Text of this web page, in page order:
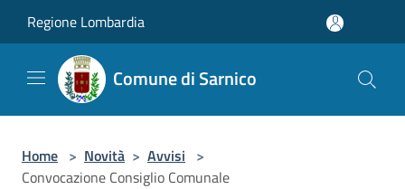
Regione Lombardia
Comune di Sarnico
Home > Novità > Avvisi >
Convocazione Consiglio Comunale